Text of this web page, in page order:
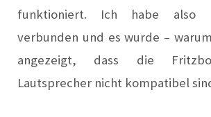
funktioniert. Ich habe also
verbunden und es wurde –
angezeigt, dass die
Lautsprecher nicht kompatibel